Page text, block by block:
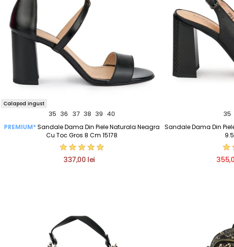
Calapod ingust
35 36 37 38 39 40
PREMIUM*Sandale Dama Din Piele Naturala Neagra
Cu Toc Gros 8 Cm 15178
337,00 lei
35
Sandale Dama Din